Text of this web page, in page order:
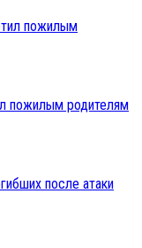
пожилым родителям